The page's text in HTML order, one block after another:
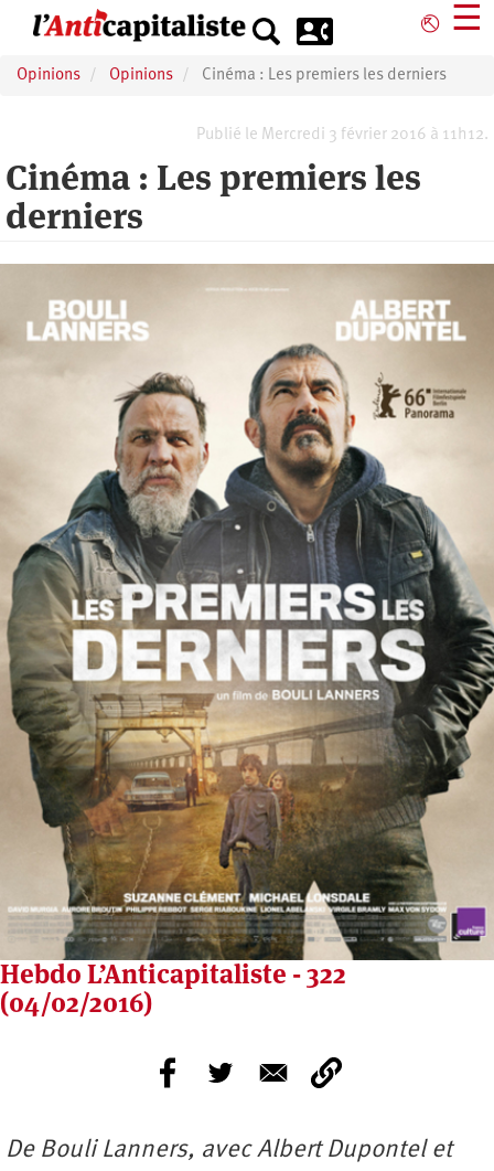
principal
⎋ ☰
Opinions Opinions Cinéma : Les premiers les derniers
Publié le Mercredi 3 février 2016 à 11h12.
Cinéma : Les premiers les
derniers
Hebdo L’Anticapitaliste - 322
(04/02/2016)
De Bouli Lanners, avec Albert Dupontel et